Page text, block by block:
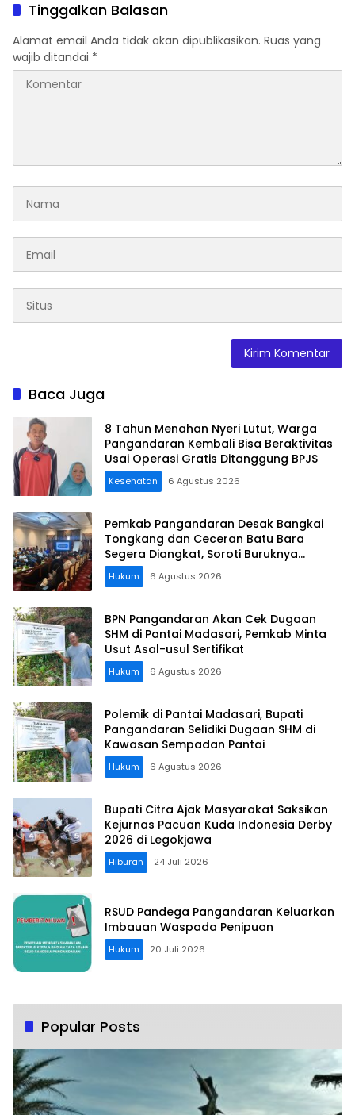
Tinggalkan Balasan
Alamat email Anda tidak akan dipublikasikan. Ruas yang
wajib ditandai *
Baca Juga
8 Tahun Menahan Nyeri Lutut, Warga
Pangandaran Kembali Bisa Beraktivitas
Usai Operasi Gratis Ditanggung BPJS
Kesehatan 6 Agustus 2026
Pemkab Pangandaran Desak Bangkai
Tongkang dan Ceceran Batu Bara
Segera Diangkat, Soroti Buruknya
Koordinasi Perusahaan
Hukum 6 Agustus 2026
BPN Pangandaran Akan Cek Dugaan
SHM di Pantai Madasari, Pemkab Minta
Usut Asal-usul Sertifikat
Hukum 6 Agustus 2026
Polemik di Pantai Madasari, Bupati
Pangandaran Selidiki Dugaan SHM di
Kawasan Sempadan Pantai
Hukum 6 Agustus 2026
Bupati Citra Ajak Masyarakat Saksikan
Kejurnas Pacuan Kuda Indonesia Derby
2026 di Legokjawa
Hiburan 24 Juli 2026
RSUD Pandega Pangandaran Keluarkan
Imbauan Waspada Penipuan
Hukum 20 Juli 2026
Popular Posts